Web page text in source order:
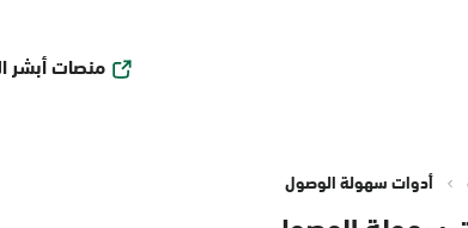
منصات أبشر
أدوات سهولة الوصول